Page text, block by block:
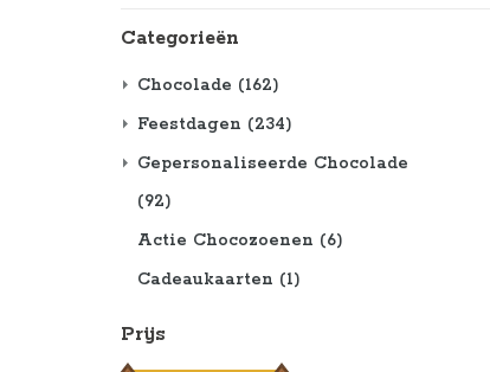
Categorieën
Chocolade (162)
Feestdagen (234)
Gepersonaliseerde Chocolade
(92)
Actie Chocozoenen (6)
Cadeaukaarten (1)
Prijs